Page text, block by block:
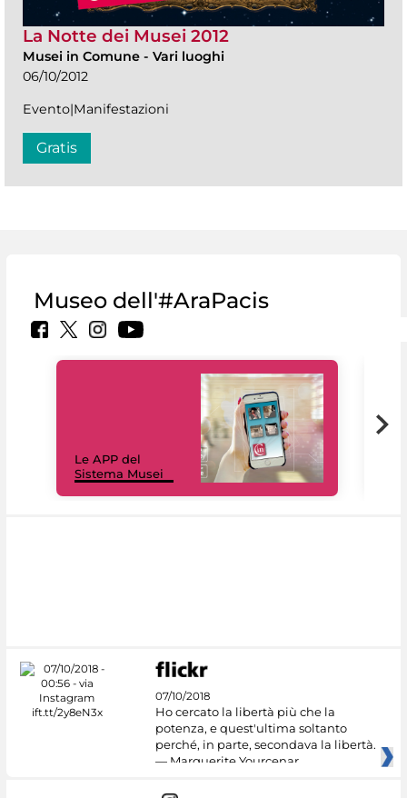
La Notte dei Musei 2012
Musei in Comune - Vari luoghi
06/10/2012
Evento|Manifestazioni
Gratis
Museo dell'#AraPacis
Le APP del
Sistema Musei
07/10/2018
Ho cercato la libertà più che la
potenza, e quest'ultima soltanto
perché, in parte, secondava la libertà.
— Marguerite Yourcenar